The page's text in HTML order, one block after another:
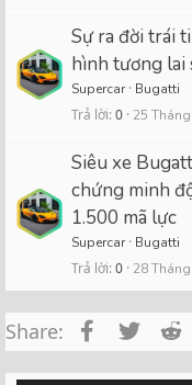
Sự ra đời trái
hình tương lai
Supercar Bugatti
Trả lời 0 25
Siêu xe
chứng minh
1.500 mã lực
Supercar Bugatti
Trả lời 0 28
Share: Facebook